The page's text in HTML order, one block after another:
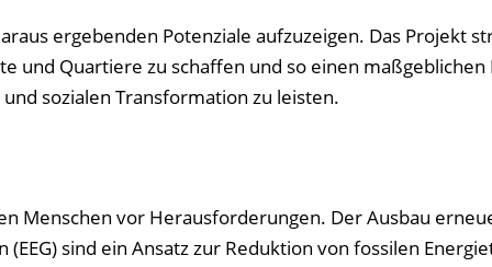
ergebenden Potenziale aufzuzeigen. Das Projekt
und Quartiere zu schaffen und so einen maßgeblichen
sozialen Transformation zu leisten.
Menschen vor Herausforderungen. Der Ausbau
sind ein Ansatz zur Reduktion von fossilen